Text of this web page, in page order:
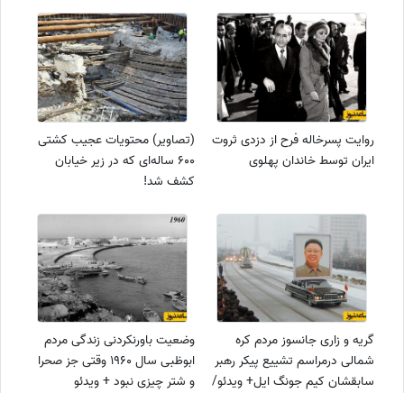
روایت پسرخاله فرح از دزدی ثروت
ایران توسط خاندان پهلوی
(تصاویر) محتویات عجیب کشتی
600 ساله‌ای که در زیر خیابان
کشف شد!
گریه و زاری جانسوز مردم کره
شمالی درمراسم تشییع پیکر رهبر
سابقشان کیم جونگ ایل+ ویدئو/
وضعیت باورنکردنی زندگی مردم
ابوظبی سال 1960 وقتی جز صحرا
و شتر چیزی نبود + ویدئو